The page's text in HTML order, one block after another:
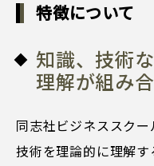
特徴について
知識、技術
理解が組み
同志社ビジネススクー
技術を理論的に理解